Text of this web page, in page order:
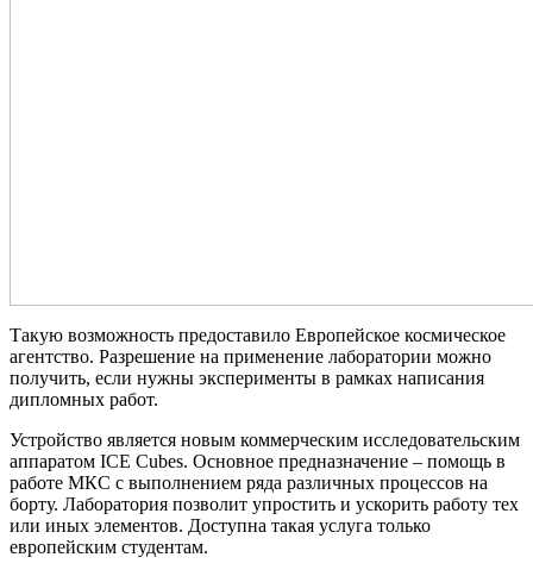
Такую возможность предоставило Европейское космическое
агентство. Разрешение на применение лаборатории можно
получить, если нужны эксперименты в рамках написания
дипломных работ.
Устройство является новым коммерческим исследовательским
аппаратом ICE Cubes. Основное предназначение – помощь в
работе МКС с выполнением ряда различных процессов на
борту. Лаборатория позволит упростить и ускорить работу тех
или иных элементов. Доступна такая услуга только
европейским студентам.